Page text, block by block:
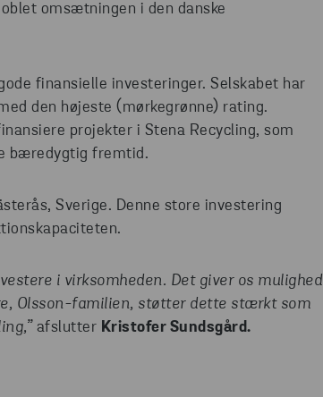
omsætningen i den danske
finansielle investeringer. Selskabet har
den højeste (mørkegrønne) rating.
projekter i Stena Recycling, som
bæredygtig fremtid.
Sverige. Denne store investering
i virksomheden. Det giver os mulighed
Olsson-familien, støtter dette stærkt som
afslutter Kristofer Sundsgård.